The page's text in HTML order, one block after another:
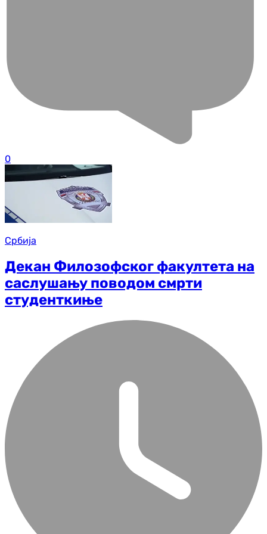
0
Србија
Декан Филозофског факултета на
саслушању поводом смрти
студенткиње